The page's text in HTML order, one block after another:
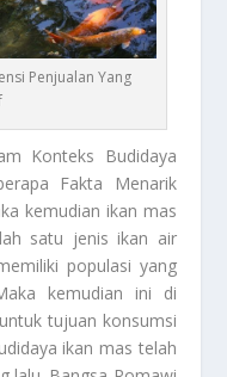
Penjualan Yang
Konteks Budidaya
Fakta Menarik
kemudian ikan mas
satu jenis ikan air
populasi yang
kemudian ini di
tujuan konsumsi
ikan mas telah